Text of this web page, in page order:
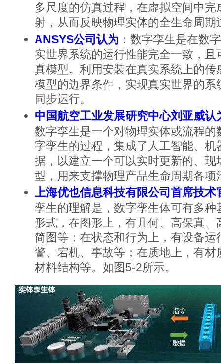
多尺度的仿真过程，在虚拟空间中完
射，从而反映物理实体的全生命周期
ANSYS公司认为 ：数字孪生是在数
实世界系统的运行性能完全一致，且
真模型。利用安装在真实系统上的传
模型的边界条件，实现真实世界的系
同步运行。
中国航空工业发展研究中心刘亚威认
数字孪生是一个对物理实体或流程的
字孪生的过程，集成了人工智能、机
据，以建立一个可以实时更新的、现
型，用来支撑物理产品生命周期各项
上海优也信息科技有限公司首席技术
孪生的理解是，数字孪生体可有多种
形式，在图形上，有几何、高保真、
简图等；在状态和行为上，有设备运
警、宕机、事故等；在质地上，有材
材料结构等。如图5-2所示。